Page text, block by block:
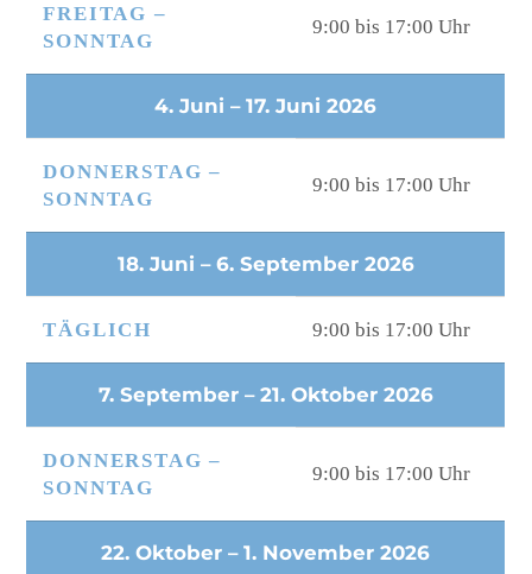
FREITAG –
SONNTAG
9:00 bis 17:00 Uhr
4. Juni – 17. Juni 2026
DONNERSTAG –
SONNTAG
9:00 bis 17:00 Uhr
18. Juni – 6. September 2026
TÄGLICH 9:00 bis 17:00 Uhr
7. September – 21. Oktober 2026
DONNERSTAG –
SONNTAG
9:00 bis 17:00 Uhr
22. Oktober – 1. November 2026